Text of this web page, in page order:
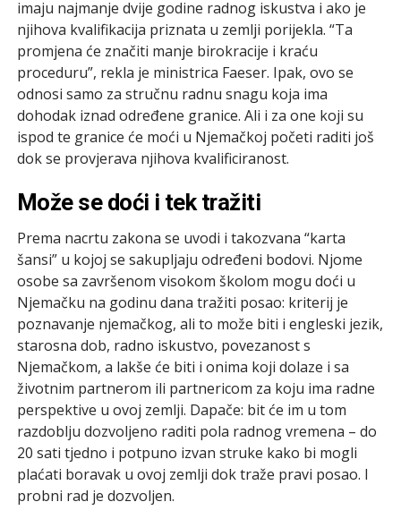
imaju najmanje dvije godine radnog iskustva i ako je
njihova kvalifikacija priznata u zemlji porijekla. “Ta
promjena će značiti manje birokracije i kraću
proceduru”, rekla je ministrica Faeser. Ipak, ovo se
odnosi samo za stručnu radnu snagu koja ima
dohodak iznad određene granice. Ali i za one koji su
ispod te granice će moći u Njemačkoj početi raditi još
dok se provjerava njihova kvalificiranost.
Može se doći i tek tražiti
Prema nacrtu zakona se uvodi i takozvana “karta
šansi” u kojoj se sakupljaju određeni bodovi. Njome
osobe sa završenom visokom školom mogu doći u
Njemačku na godinu dana tražiti posao: kriterij je
poznavanje njemačkog, ali to može biti i engleski jezik,
starosna dob, radno iskustvo, povezanost s
Njemačkom, a lakše će biti i onima koji dolaze i sa
životnim partnerom ili partnericom za koju ima radne
perspektive u ovoj zemlji. Dapače: bit će im u tom
razdoblju dozvoljeno raditi pola radnog vremena – do
20 sati tjedno i potpuno izvan struke kako bi mogli
plaćati boravak u ovoj zemlji dok traže pravi posao. I
probni rad je dozvoljen.